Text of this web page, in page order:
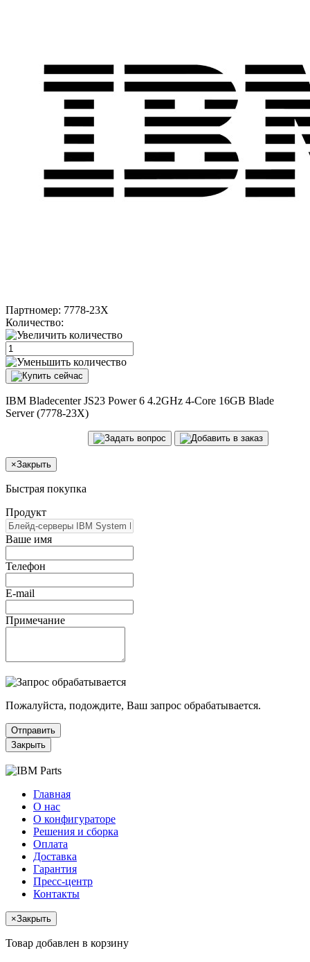
Партномер: 7778-23X
Количество:
IBM Bladecenter JS23 Power 6 4.2GHz 4-Core 16GB Blade
Server (7778-23X)
×Закрыть
Быстрая покупка
Продукт
Ваше имя
Телефон
E-mail
Примечание
Пожалуйста, подождите, Ваш запрос обрабатывается.
Отправить
Закрыть
Главная
О нас
О конфигураторе
Решения и сборка
Оплата
Доставка
Гарантия
Пресс-центр
Контакты
×Закрыть
Товар добавлен в корзину